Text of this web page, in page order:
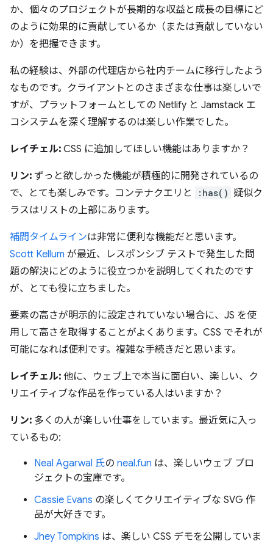
か、個々のプロジェクトが長期的な収益と成長の目標にど
のように効果的に貢献しているか（または貢献していない
か）を把握できます。
私の経験は、外部の代理店から社内チームに移行したよう
なものです。クライアントとのさまざまな仕事は楽しいで
すが、プラットフォームとしての Netlify と Jamstack エ
コシステムを深く理解するのは楽しい作業でした。
レイチェル: CSS に追加してほしい機能はありますか？
リン: ずっと欲しかった機能が積極的に開発されているの
で、とても楽しみです。コンテナクエリと
:has() 疑似ク
ラスはリストの上部にあります。
補間タイムラインは非常に便利な機能だと思います。
Scott Kellum が最近、レスポンシブ テストで発生した問
題の解決にどのように役立つかを説明してくれたのです
が、とても役に立ちました。
要素の高さが明示的に設定されていない場合に、JS を使
用して高さを取得することがよくあります。CSS でそれが
可能になれば便利です。複雑な手続きだと思います。
レイチェル: 他に、ウェブ上で本当に面白い、楽しい、ク
リエイティブな作品を作っている人はいますか？
リン: 多くの人が楽しい仕事をしています。最近気に入っ
ているもの:
Neal Agarwal 氏の neal.fun は、楽しいウェブ プロ
ジェクトの宝庫です。
Cassie Evans の楽しくてクリエイティブな SVG 作
品が大好きです。
Jhey Tompkins は、楽しい CSS デモを公開していま